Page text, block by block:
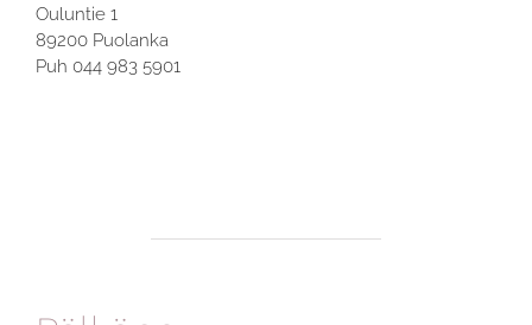
Ouluntie 1
89200 Puolanka
Puh 044 983 5901